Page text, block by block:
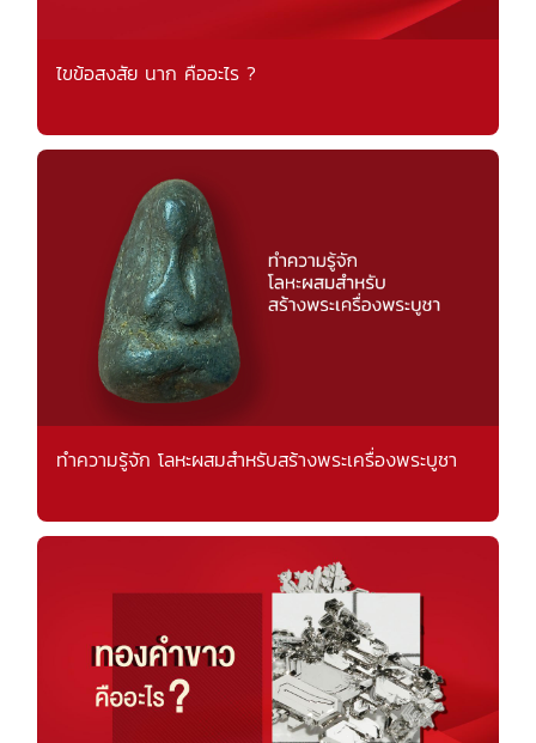
ไขข้อสงสัย นาก คืออะไร ?
ทำความรู้จัก โลหะผสมสำหรับสร้างพระเครื่องพระบูชา